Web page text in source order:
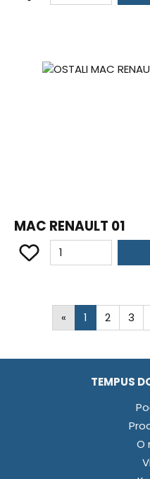
MAC RENAULT 01
« 1 2 3
TEMPUS
O